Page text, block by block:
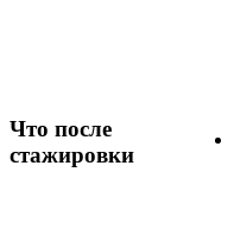
Что после
стажировки